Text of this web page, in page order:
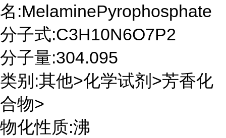
名:MelaminePyrophosphate
分子式:C3H10N6O7P2
分子量:304.095
类别:其他>化学试剂>芳香化
合物>
物化性质:沸